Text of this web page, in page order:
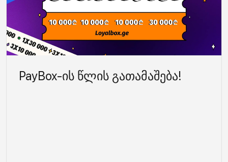
PayBox-ის წლის გათამაშება!